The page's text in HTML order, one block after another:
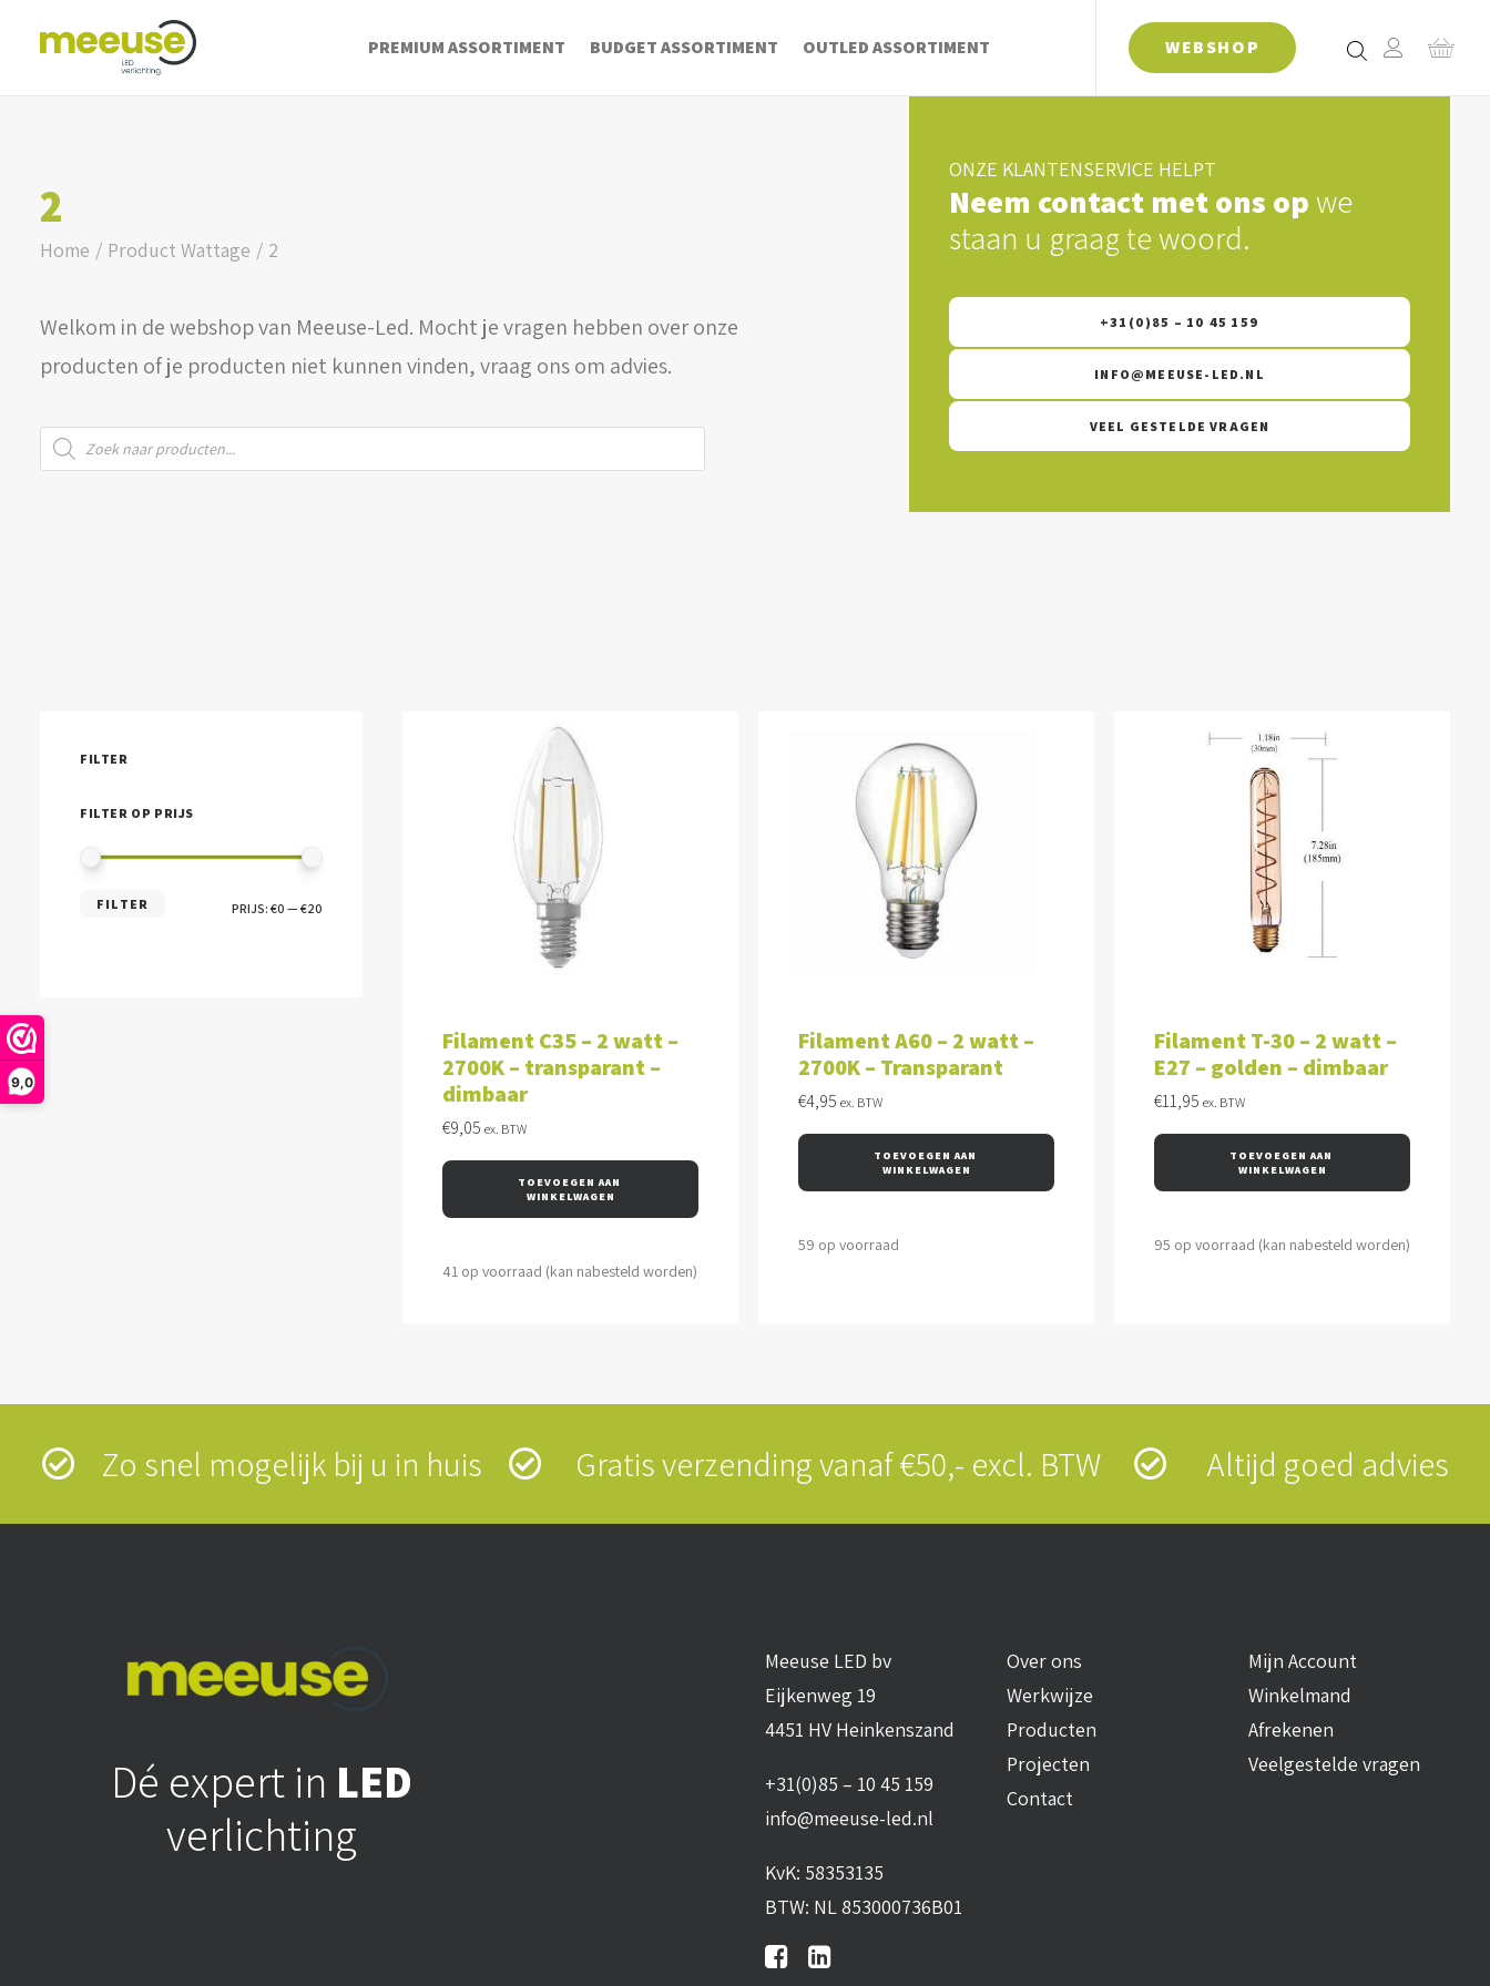
9,0
PREMIUM ASSORTIMENT BUDGET ASSORTIMENT OUTLED ASSORTIMENT WEBSHOP
2
Home Product Wattage 2
Welkom in de webshop van Meeuse-Led. Mocht je vragen hebben over onze
producten of je producten niet kunnen vinden, vraag ons om advies.
Producten
zoeken
ONZE KLANTENSERVICE HELPT
Neem contact met ons opwe
staan u graag te woord.
+31(0)85 – 10 45 159
INFO@MEEUSE-LED.NL
VEEL GESTELDE VRAGEN
FILTER
FILTER OP PRIJS
FILTER PRIJS: €0 — €20
Filament C35 – 2 watt –
2700K – transparant –
dimbaar
€9,05 ex. BTW
TOEVOEGEN AAN
WINKELWAGEN
41 op voorraad (kan nabesteld worden)
Filament A60 – 2 watt –
2700K – Transparant
€4,95 ex. BTW
TOEVOEGEN AAN
WINKELWAGEN
59 op voorraad
Filament T-30 – 2 watt –
E27 – golden – dimbaar
€11,95 ex. BTW
TOEVOEGEN AAN
WINKELWAGEN
95 op voorraad (kan nabesteld worden)
Zo snel mogelijk bij u in huis Gratis verzending vanaf €50,- excl. BTW Altijd goed advies
Dé expert in LED
verlichting
Meeuse LED bv
Eijkenweg 19
4451 HV Heinkenszand
+31(0)85 – 10 45 159
info@meeuse-led.nl
KvK: 58353135
BTW: NL 853000736B01
Over ons
Werkwijze
Producten
Projecten
Contact
Mijn Account
Winkelmand
Afrekenen
Veelgestelde vragen